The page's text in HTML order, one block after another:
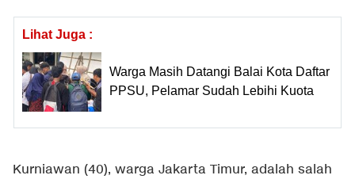
Lihat Juga :
Warga Masih Datangi Balai Kota Daftar
PPSU, Pelamar Sudah Lebihi Kuota
Kurniawan (40), warga Jakarta Timur, adalah salah